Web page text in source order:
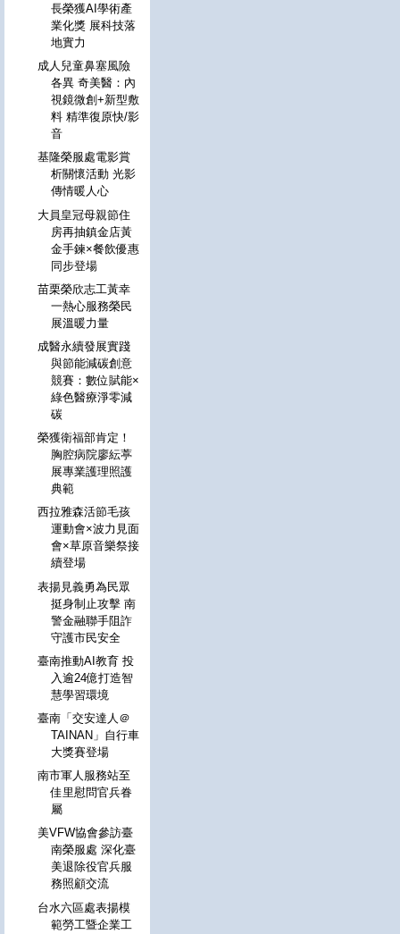
長榮獲AI學術產
業化獎 展科技落
地實力
成人兒童鼻塞風險
各異 奇美醫：內
視鏡微創+新型敷
料 精準復原快/影
音
基隆榮服處電影賞
析關懷活動 光影
傳情暖人心
大員皇冠母親節住
房再抽鎮金店黃
金手鍊×餐飲優惠
同步登場
苗栗榮欣志工黃幸
一熱心服務榮民
展溫暖力量
成醫永續發展實踐
與節能減碳創意
競賽：數位賦能×
綠色醫療淨零減
碳
榮獲衛福部肯定！
胸腔病院廖紜葶
展專業護理照護
典範
西拉雅森活節毛孩
運動會×波力見面
會×草原音樂祭接
續登場
表揚見義勇為民眾
挺身制止攻擊 南
警金融聯手阻詐
守護市民安全
臺南推動AI教育 投
入逾24億打造智
慧學習環境
臺南「交安達人＠
TAINAN」自行車
大獎賽登場
南市軍人服務站至
佳里慰問官兵眷
屬
美VFW協會參訪臺
南榮服處 深化臺
美退除役官兵服
務照顧交流
台水六區處表揚模
範勞工暨企業工